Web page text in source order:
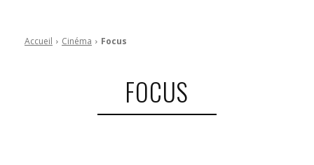
Accueil Cinéma Focus
FOCUS